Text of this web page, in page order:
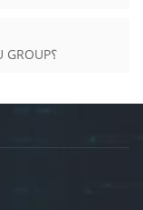
كيف يمكنني تقديم طلب مع BENCHU GROUP؟